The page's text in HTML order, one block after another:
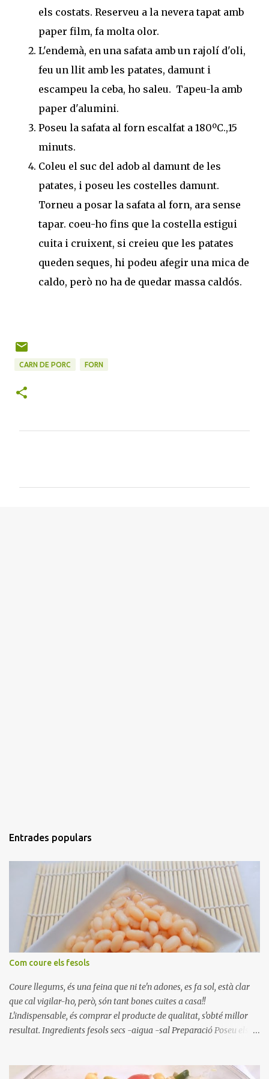
els costats. Reserveu a la nevera tapat amb
paper film, fa molta olor.
L'endemà, en una safata amb un rajolí d'oli,
feu un llit amb les patates, damunt i
escampeu la ceba, ho saleu. Tapeu-la amb
paper d'alumini.
Poseu la safata al forn escalfat a 180ºC.,15
minuts.
Coleu el suc del adob al damunt de les
patates, i poseu les costelles damunt.
Torneu a posar la safata al forn, ara sense
tapar. coeu-ho fins que la costella estigui
cuita i cruixent, si creieu que les patates
queden seques, hi podeu afegir una mica de
caldo, però no ha de quedar massa caldós.
CARN DE PORC FORN
Entrades populars
Com coure els fesols
Coure llegums, és una feina que ni te'n adones, es fa sol, està clar
que cal vigilar-ho, però, són tant bones cuites a casa!!
L'indispensable, és comprar el producte de qualitat, s'obté millor
resultat. Ingredients fesols secs -aigua -sal Preparació Poseu els
quan arrenca el bull, canvieu l'aigua bullint, per aigua freda,